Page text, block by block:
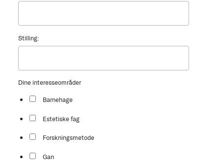
Stilling:
Dine interesseområder
Barnehage
Estetiske fag
Forskningsmetode
Gan